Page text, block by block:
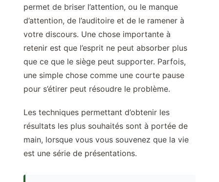
permet de briser l’attention, ou le manque
d’attention, de l’auditoire et de le ramener à
votre discours. Une chose importante à
retenir est que l’esprit ne peut absorber plus
que ce que le siège peut supporter. Parfois,
une simple chose comme une courte pause
pour s’étirer peut résoudre le problème.
Les techniques permettant d’obtenir les
résultats les plus souhaités sont à portée de
main, lorsque vous vous souvenez que la vie
est une série de présentations.